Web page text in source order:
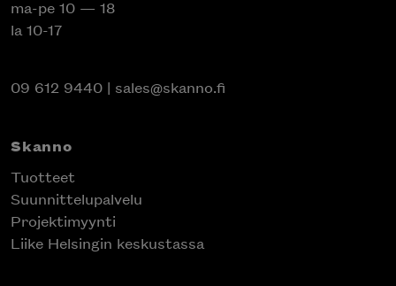
ma-pe 10 — 18
la 10-17
09 612 9440 | sales@skanno.fi
Skanno
Tuotteet
Suunnittelupalvelu
Projektimyynti
Liike Helsingin keskustassa